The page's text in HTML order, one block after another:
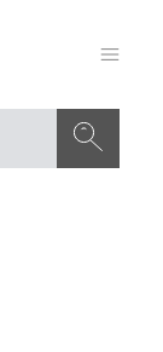
de sugestão
pesquisa está